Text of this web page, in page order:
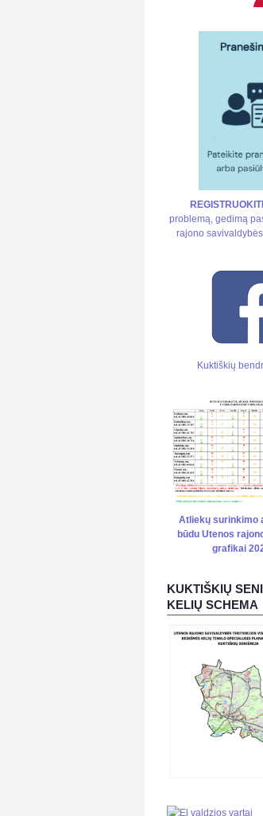
problemą, gedimą
rajono
Kuktiškių
Atliekų surinkimo
būdu Utenos
grafikai
KUKTIŠKIŲ
KELIŲ SCHEMA